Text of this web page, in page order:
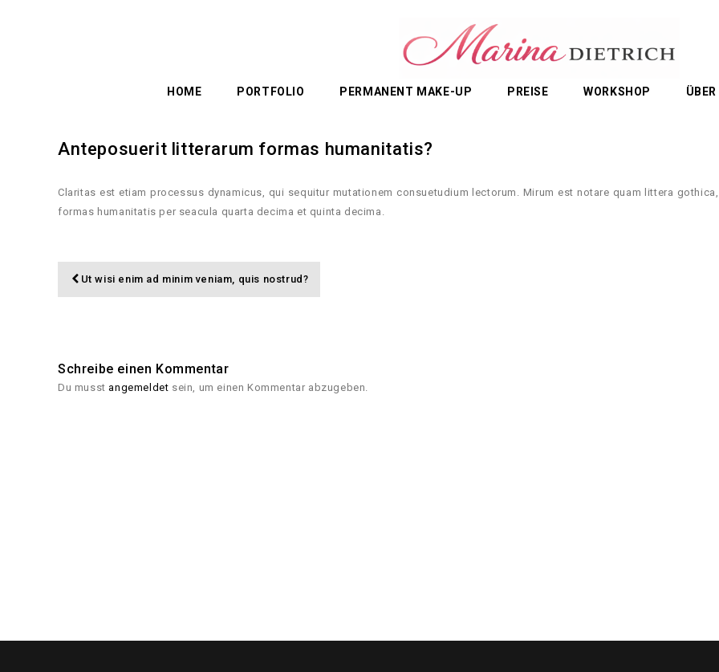
HOME PORTFOLIO PERMANENT MAKE-UP PREISE WORKSHOP
Anteposuerit litterarum formas humanitatis?
Claritas est etiam processus dynamicus, qui sequitur mutationem consuetudium lectorum. Mirum est notare quam littera
formas humanitatis per seacula quarta decima et quinta decima.
Ut wisi enim ad minim veniam, quis nostrud?
Schreibe einen Kommentar
Du musstangemeldet sein, um einen Kommentar abzugeben.